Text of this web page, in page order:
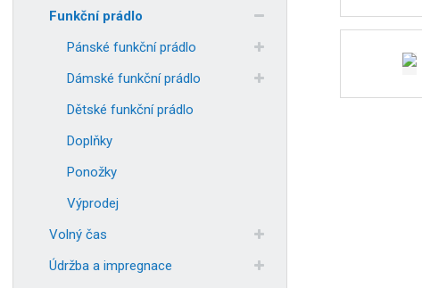
Funkční prádlo
Pánské funkční prádlo
Dámské funkční prádlo
Dětské funkční prádlo
Doplňky
Ponožky
Výprodej
Volný čas
Údržba a impregnace